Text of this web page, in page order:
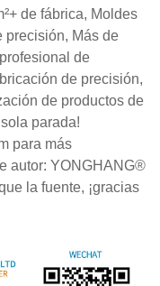
de fábrica, Moldes
precisión, Más de
de
de precisión,
de productos de
parada!
para más
autor: YONGHANG®
la fuente, ¡gracias